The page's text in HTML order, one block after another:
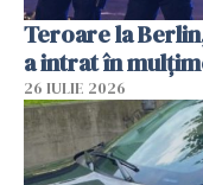
Teroare la
a intrat în
26 IULIE 2026